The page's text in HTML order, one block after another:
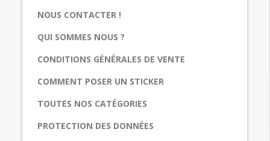
NOUS CONTACTER !
QUI SOMMES NOUS ?
CONDITIONS GÉNÉRALES DE VENTE
COMMENT POSER UN STICKER
TOUTES NOS CATÉGORIES
PROTECTION DES DONNÉES